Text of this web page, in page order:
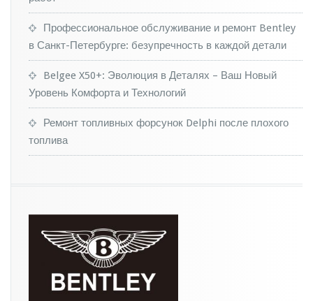
о
р
а
V
8
Профессиональное обслуживание и ремонт Bentley
в Санкт-Петербурге: безупречность в каждой детали
Belgee X50+: Эволюция в Деталях – Ваш Новый
Уровень Комфорта и Технологий
Ремонт топливных форсунок Delphi после плохого
топлива